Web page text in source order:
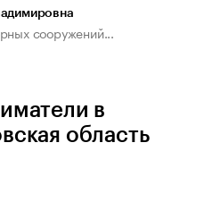
сооружений...
в
область